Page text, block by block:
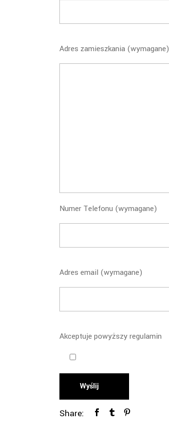
Adres zamieszkania (wymagane)
Numer Telefonu (wymagane)
Adres email (wymagane)
Akceptuje powyższy regulamin
Wyślij
Share: